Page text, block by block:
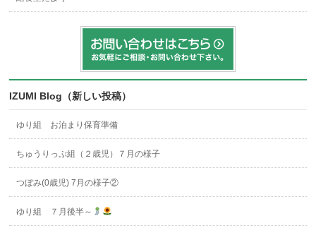
IZUMI Blog（新しい投稿）
ゆり組 お泊まり保育準備
ちゅうりっぷ組（２歳児）７月の様子
つぼみ(0歳児) 7月の様子②
ゆり組 ７月後半～